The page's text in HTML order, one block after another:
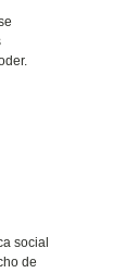
social
de